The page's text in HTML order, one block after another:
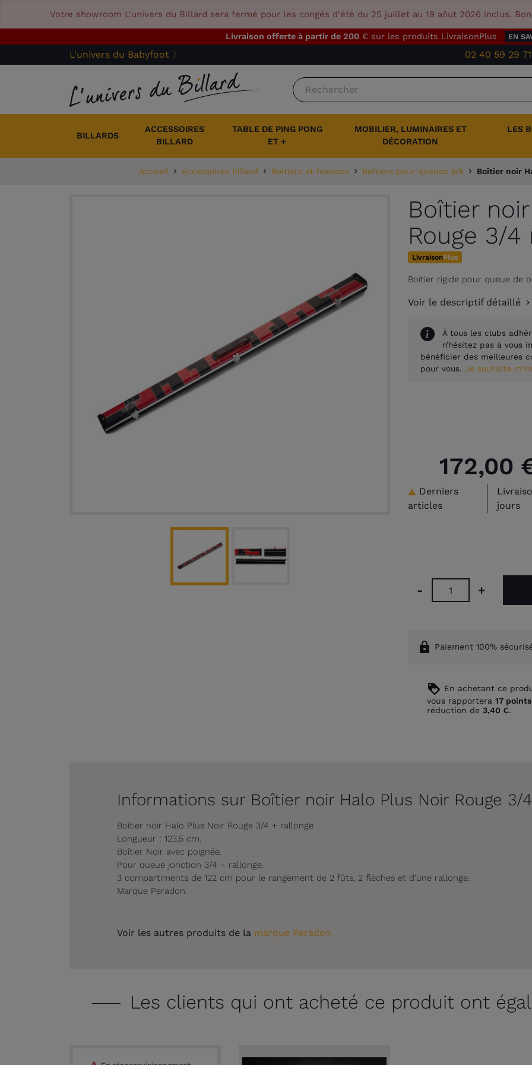
Votre showroom L'univers du Billard sera fermé pour les congés d'été du 25 juillet au 19 aôut 2026 inclus.
Livraison offerte à partir de 200 € sur les produits LivraisonPlus EN
L'univers du Babyfoot 〉 02 40 59 29 71
BILLARDS
ACCESSOIRES
BILLARD
TABLE DE PING PONG
ET +
MOBILIER, LUMINAIRES ET
DÉCORATION
LES
Accueil Accessoires billard Boitiers et housses Boîtiers pour queues 3/4 Boîtier noir
Boîtier
Rouge 3/4
LivraisonPlus
Boîtier rigide pour queue de
Voir le descriptif détaillé
À tous les clubs
n’hésitez pas à vous
bénéficier des meilleures
pour vous. Je souhaite
172,00
 Derniers
articles
jours
- +
lock Paiement 100%
loyalty En achetant ce
vous rapportera 17 points
réduction de 3,40 €.
Informations sur Boîtier noir Halo Plus Noir Rouge 3/
Boîtier noir Halo Plus Noir Rouge 3/4 + rallonge
Longueur : 123,5 cm.
Boîtier Noir avec poignée.
Pour queue jonction 3/4 + rallonge.
3 compartiments de 122 cm pour le rangement de 2 fûts, 2 flèches et d'une rallonge.
Marque Peradon.
Voir les autres produits de la marque Peradon
Les clients qui ont acheté ce produit ont